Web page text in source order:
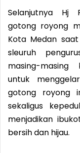
Selanjutnya Hj
gotong royong
Kota Medan
sleuruh
masing-masing
untuk
gotong royong
sekaligus
menjadikan
bersih dan hijau.